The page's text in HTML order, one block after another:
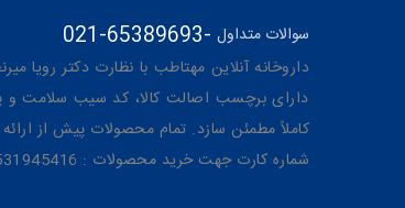
021-65389693 سوالات متداول -
داروخانه آنلاین مهتاطب با نظارت دکتر رویا
دارای برچسب اصالت کالا، کد سیب سلامت و
کاملاً مطمئن سازد. تمام محصولات پیش از
شماره کارت جهت خرید محصولات : 6104337531945416 به نام رویا میرنظامی